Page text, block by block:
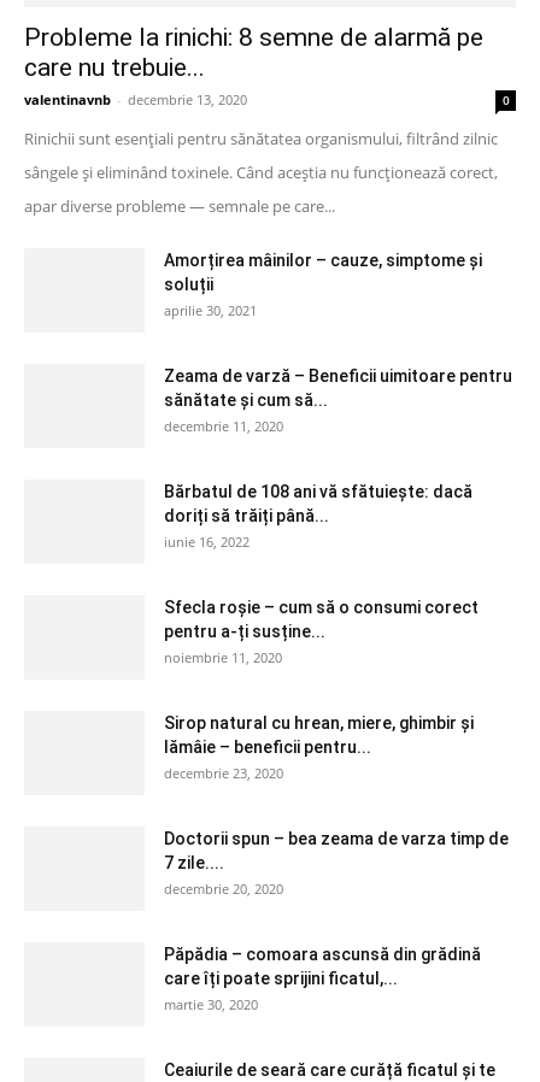
Probleme la rinichi: 8 semne de alarmă pe
care nu trebuie...
valentinavnb - decembrie 13, 2020 0
Rinichii sunt esențiali pentru sănătatea organismului, filtrând zilnic
sângele și eliminând toxinele. Când aceștia nu funcționează corect,
apar diverse probleme — semnale pe care...
Amorțirea mâinilor – cauze, simptome și
soluții
aprilie 30, 2021
Zeama de varză – Beneficii uimitoare pentru
sănătate și cum să...
decembrie 11, 2020
Bărbatul de 108 ani vă sfătuiește: dacă
doriți să trăiți până...
iunie 16, 2022
Sfecla roșie – cum să o consumi corect
pentru a-ți susține...
noiembrie 11, 2020
Sirop natural cu hrean, miere, ghimbir și
lămâie – beneficii pentru...
decembrie 23, 2020
Doctorii spun – bea zeama de varza timp de
7 zile....
decembrie 20, 2020
Păpădia – comoara ascunsă din grădină
care îți poate sprijini ficatul,...
martie 30, 2020
Ceaiurile de seară care curăță ficatul și te